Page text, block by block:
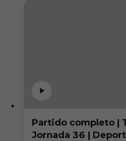
Partido completo |
Jornada 36 |